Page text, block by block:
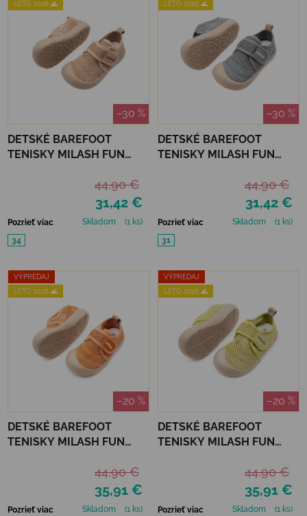
LETO 2026 🌊
–30 %
DETSKÉ BAREFOOT
TENISKY MILASH FUN
31,42 €
44,90 €
Pozrieť viac Skladom
(1 ks)
34
LETO 2026 🌊
–30 %
DETSKÉ BAREFOOT
TENISKY MILASH FUN
31,42 €
44,90 €
Pozrieť viac Skladom
(1 ks)
31
VÝPREDAJ
LETO 2026 🌊
–20 %
DETSKÉ BAREFOOT
TENISKY MILASH FUN
35,91 €
44,90 €
Pozrieť viac Skladom
(1 ks)
VÝPREDAJ
LETO 2026 🌊
–20 %
DETSKÉ BAREFOOT
TENISKY MILASH FUN
35,91 €
44,90 €
Pozrieť viac Skladom
(1 ks)